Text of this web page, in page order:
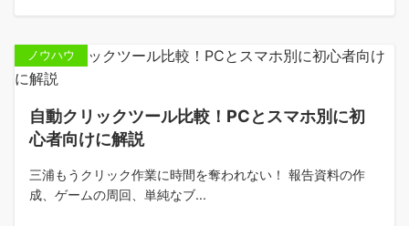
ノウハウ
自動クリックツール比較！PCとスマホ別に初
心者向けに解説
三浦もうクリック作業に時間を奪われない！ 報告資料の作
成、ゲームの周回、単純なブ...